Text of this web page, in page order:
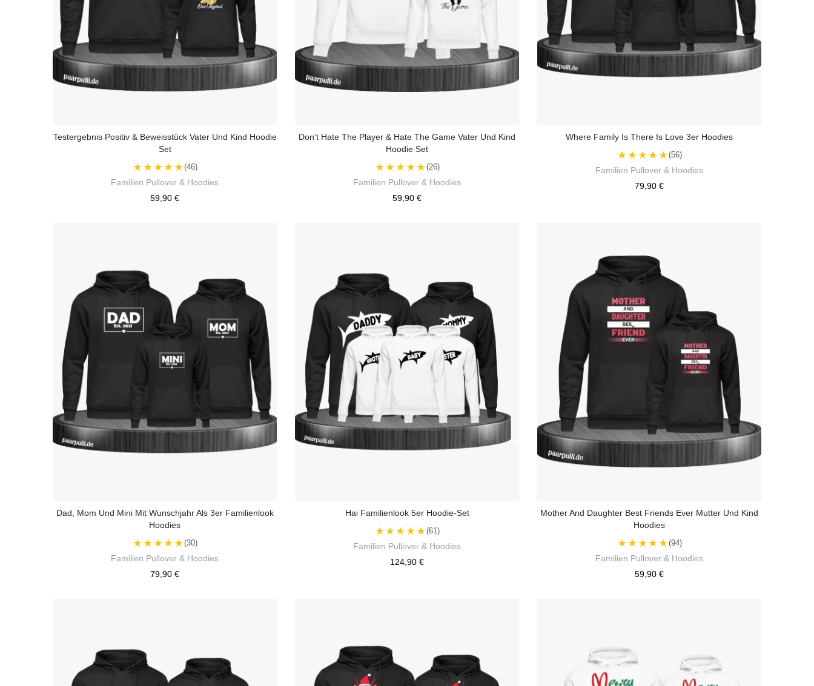
Testergebnis Positiv & Beweisstück Vater Und Kind Hoodie
Set
★★★★★(46)
Familien Pullover & Hoodies
59,90 €
Don't Hate The Player & Hate The Game Vater Und Kind
Hoodie Set
★★★★★(26)
Familien Pullover & Hoodies
59,90 €
Where Family Is There Is Love 3er Hoodies
★★★★★(56)
Familien Pullover & Hoodies
79,90 €
Dad, Mom Und Mini Mit Wunschjahr Als 3er Familienlook
Hoodies
★★★★★(30)
Familien Pullover & Hoodies
79,90 €
Hai Familienlook 5er Hoodie-Set
★★★★★(61)
Familien Pullover & Hoodies
124,90 €
Mother And Daughter Best Friends Ever Mutter Und Kind
Hoodies
★★★★★(94)
Familien Pullover & Hoodies
59,90 €